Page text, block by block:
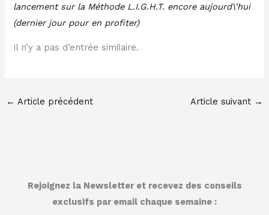
lancement sur la Méthode L.I.G.H.T. encore aujourd\’hui
(dernier jour pour en profiter)
Il n’y a pas d’entrée similaire.
← Article précédent Article suivant →
Rejoignez la Newsletter et recevez des conseils
exclusifs par email chaque semaine :